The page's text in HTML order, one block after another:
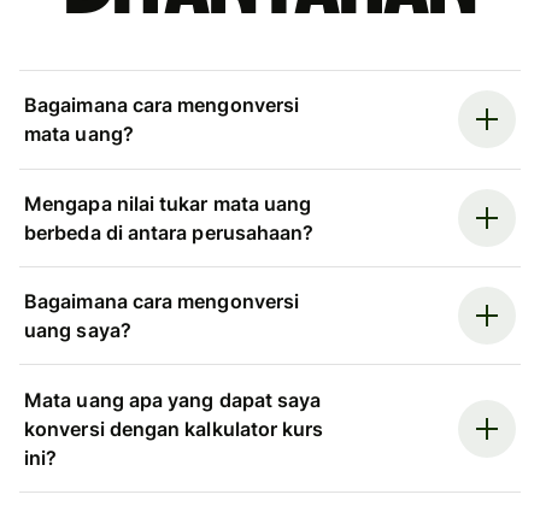
Bagaimana cara mengonversi
mata uang?
Mengapa nilai tukar mata uang
berbeda di antara perusahaan?
Bagaimana cara mengonversi
uang saya?
Mata uang apa yang dapat saya
konversi dengan kalkulator kurs
ini?